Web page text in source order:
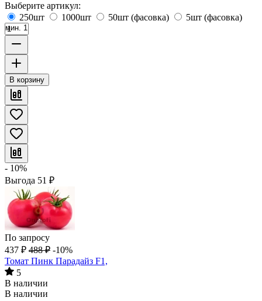
Выберите артикул:
250шт
1000шт 50шт (фасовка) 5шт (фасовка)
мин. 1
В корзину
- 10%
Выгода 51 ₽
По запросу
437 ₽ 488 ₽ -10%
Томат Пинк Парадайз F1,
5
В наличии
В наличии